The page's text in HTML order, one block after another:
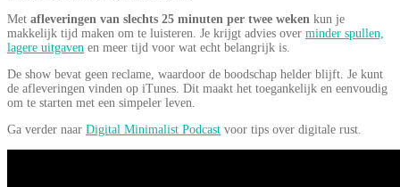
Met afleveringen van slechts 25 minuten per twee weken kun je
makkelijk tijd maken om te luisteren. Je krijgt advies over minder spullen,
lagere uitgaven en meer tijd voor wat echt belangrijk is.
De show bevat geen reclame, waardoor de boodschap helder blijft. Je kunt
de afleveringen vinden op iTunes. Dit maakt het toegankelijk en eenvoudig
om te starten met een simpeler leven.
Ga verder naar Digital Minimalist Podcast voor tips over digitale rust.